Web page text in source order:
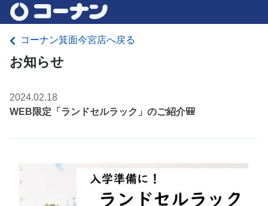
コーナン箕面今宮店へ戻る
お知らせ
2024.02.18
WEB限定「ランドセルラック」のご紹介🎒